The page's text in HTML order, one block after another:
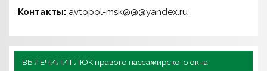
Контакты: avtopol-msk@@@yandex.ru
ВЫЛЕЧИЛИ ГЛЮК правого пассажирского окна